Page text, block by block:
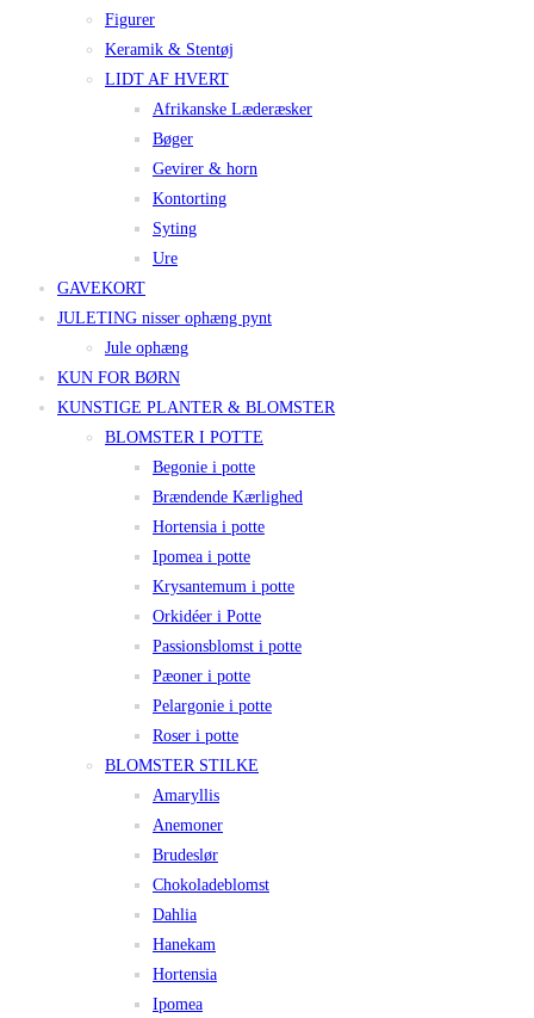
Figurer
Keramik & Stentøj
LIDT AF HVERT
Afrikanske Læderæsker
Bøger
Gevirer & horn
Kontorting
Syting
Ure
GAVEKORT
JULETING nisser ophæng pynt
Jule ophæng
KUN FOR BØRN
KUNSTIGE PLANTER & BLOMSTER
BLOMSTER I POTTE
Begonie i potte
Brændende Kærlighed
Hortensia i potte
Ipomea i potte
Krysantemum i potte
Orkidéer i Potte
Passionsblomst i potte
Pæoner i potte
Pelargonie i potte
Roser i potte
BLOMSTER STILKE
Amaryllis
Anemoner
Brudeslør
Chokoladeblomst
Dahlia
Hanekam
Hortensia
Ipomea